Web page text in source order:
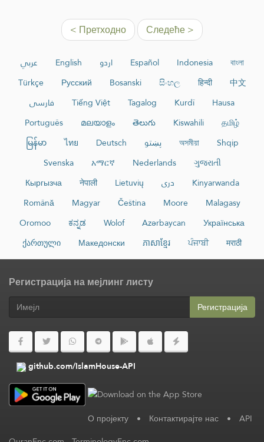
< Претходно Следеће >
عربي English اردو Español Indonesia
বাংলা
Türkçe
Русский Bosanski සිංහල हिन्दी
中文
فارسی
Tiếng Việt Tagalog Kurdî
Hausa
Português
മലയാളം తెలుగు Kiswahili
தமிழ்
မြန်မာ
ไทย Deutsch پښتو অসমীয়া
Shqip
Svenska
አማርኛ Nederlands
ગુજરાતી
Кыргызча
नेपाली Lietuvių دری
Kinyarwanda
Română
Magyar Čeština Moore
Malagasy
Oromoo
ಕನ್ನಡ Wolof Azərbaycan
Українська
ქართული
Македонски ភាសាខ្មែរ ਪੰਜਾਬੀ मराठी
Регистрација на мејлинг листу
Регистрација
github.com/IslamHouse-API
О пројекту • Контактирајте нас • API